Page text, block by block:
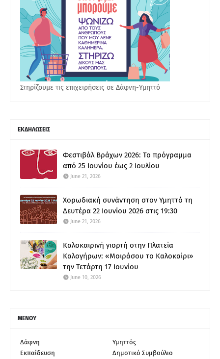
Στηρίζουμε τις επιχειρήσεις σε Δάφνη-Υμηττό
ΕΚΔΗΛΩΣΕΙΣ
Φεστιβάλ Βράχων 2026: Το πρόγραμμα
από 25 Ιουνίου έως 2 Ιουλίου
June 21, 2026
Χορωδιακή συνάντηση στον Υμηττό τη
Δευτέρα 22 Ιουνίου 2026 στις 19:30
June 21, 2026
Καλοκαιρινή γιορτή στην Πλατεία
Καλογήρων: «Μοιράσου το Καλοκαίρι»
την Τετάρτη 17 Ιουνίου
June 10, 2026
ΜΕΝΟΥ
Δάφνη
Υμηττός
Εκπαίδευση
Δημοτικό Συμβούλιο